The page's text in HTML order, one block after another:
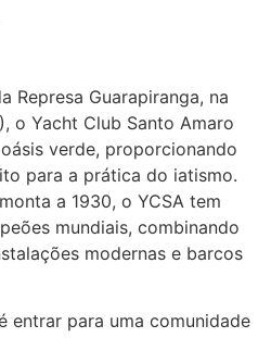
Represa Guarapiranga, na
o Yacht Club Santo Amaro
verde, proporcionando
para a prática do iatismo.
a 1930, o YCSA tem
mundiais, combinando
modernas e barcos
entrar para uma comunidade